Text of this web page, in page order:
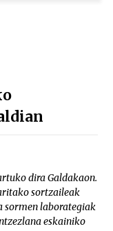
dira Galdakaon.
sortzaileak
laborategiak
eskainiko